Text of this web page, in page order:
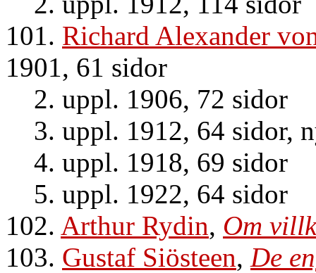
101. Richard Alexander
1901, 61 sidor
2. uppl. 1906, 72 sidor
3. uppl. 1912, 64 sidor,
4. uppl. 1918, 69 sidor
5. uppl. 1922, 64 sidor
102. Arthur Rydin, Om
103. Gustaf Siösteen, De